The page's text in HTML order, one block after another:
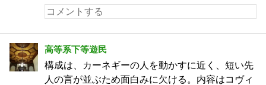
高等系下等遊民
構成は、カーネギーの人を動かすに近く、短い先
人の言が並ぶため面白みに欠ける。内容はコヴィ